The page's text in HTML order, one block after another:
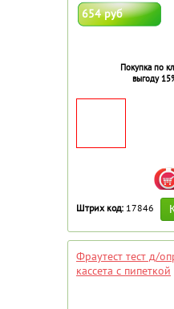
654 руб
Покупка по
выгоду
Штрих код: 17846
Фраутест тест д/
кассета с пипеткой